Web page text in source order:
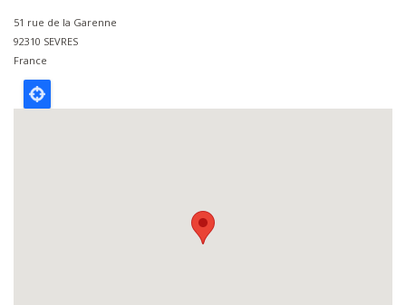
51 rue de la Garenne
92310 SEVRES
France